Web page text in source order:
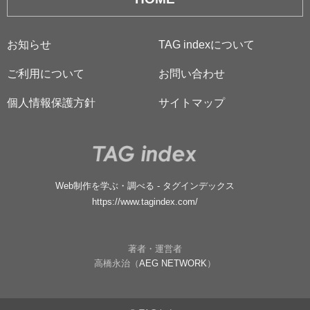
お知らせ TAG indexについて
ご利用について お問い合わせ
個人情報保護方針 サイトマップ
Web制作を学ぶ・調べる - タグインデックス
https://www.tagindex.com/
著者・運営者
高橋永治（AEG NETWORK ）